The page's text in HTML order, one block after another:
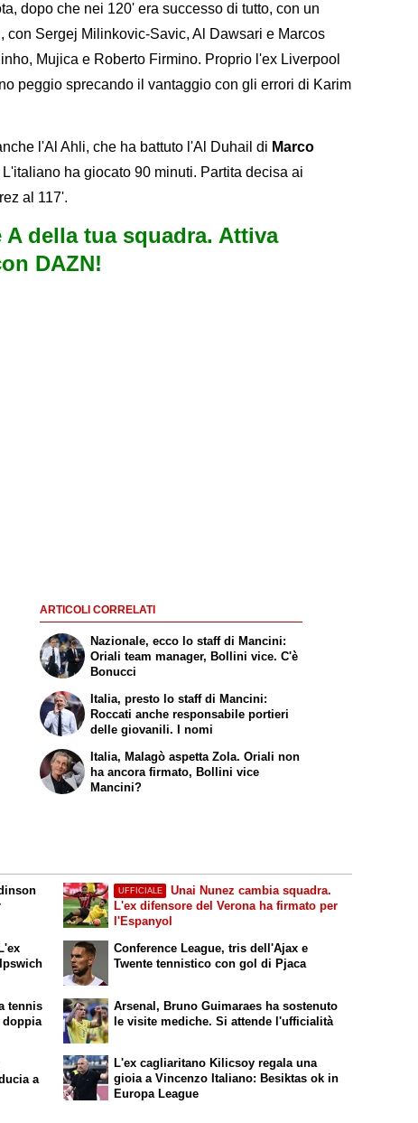
dopo che nei 120' era successo di tutto, con un
con Sergej Milinkovic-Savic, Al Dawsari e Marcos
Mujica e Roberto Firmino. Proprio l'ex Liverpool
peggio sprecando il vantaggio con gli errori di Karim
l'Al Ahli, che ha battuto l'Al Duhail di Marco
L'italiano ha giocato 90 minuti. Partita decisa ai
al 117'.
della tua squadra. Attiva
DAZN!
ARTICOLI CORRELATI
Nazionale, ecco lo staff di Mancini:
Oriali team manager, Bollini vice. C'è
Bonucci
Italia, presto lo staff di Mancini:
Roccati anche responsabile portieri
delle giovanili. I nomi
Italia, Malagò aspetta Zola. Oriali non
ha ancora firmato, Bollini vice
Mancini?
UFFICIALE
Unai Nunez cambia squadra.
L'ex difensore del Verona ha firmato per
l'Espanyol
Conference League, tris dell'Ajax e
Twente tennistico con gol di Pjaca
tennis
doppia
a
Arsenal, Bruno Guimaraes ha sostenuto
le visite mediche. Si attende l'ufficialità
L'ex cagliaritano Kilicsoy regala una
gioia a Vincenzo Italiano: Besiktas ok in
Europa League